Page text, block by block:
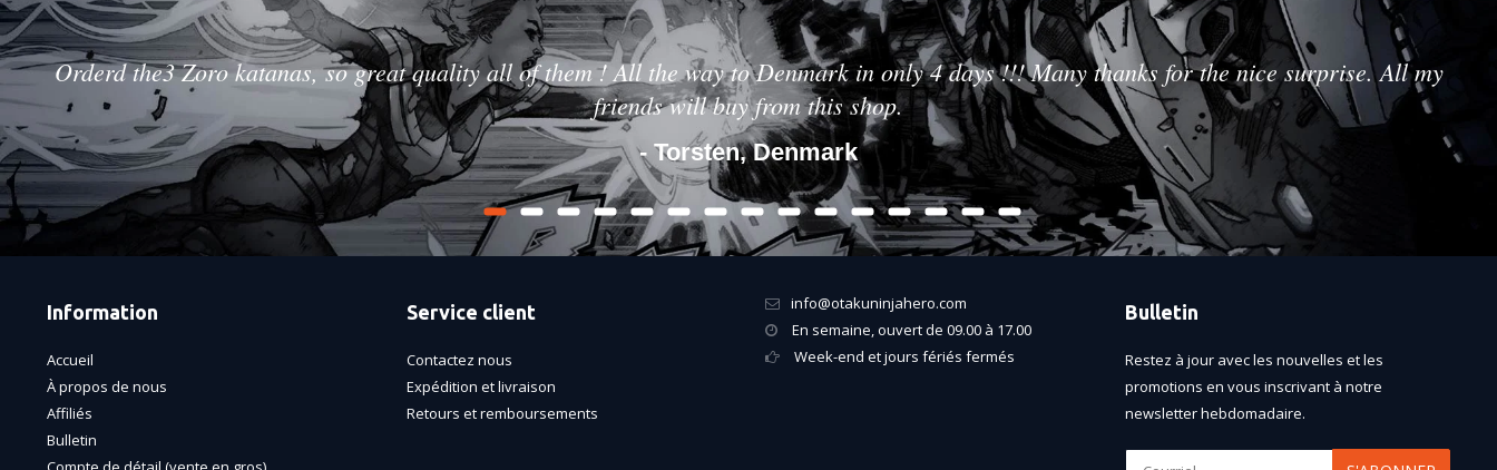
Orderd the3 Zoro katanas, so great quality all of them ! All the way to Denmark in only 4 days !!! Many thanks for the nice surprise. All my
friends will buy from this shop.
- Torsten, Denmark
Information
Accueil
À propos de nous
Affiliés
Bulletin
Service client
Contactez nous
Expédition et livraison
Retours et remboursements
info@otakuninjahero.com
En semaine, ouvert de 09.00 à 17.00
Week-end et jours fériés fermés
Bulletin
Restez à jour avec les nouvelles et les
promotions en vous inscrivant à notre
newsletter hebdomadaire.